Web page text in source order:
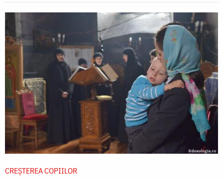
CREŞTEREA COPIILOR